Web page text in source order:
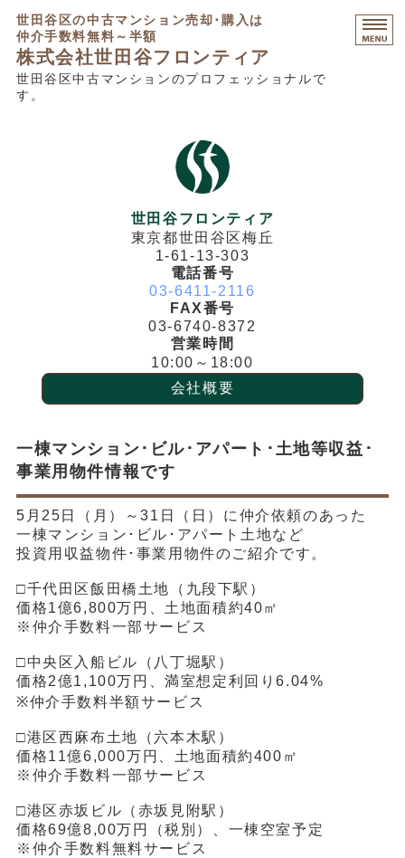
世田谷区の中古マンション売却･購入は
仲介手数料無料～半額
株式会社世田谷フロンティア
世田谷区中古マンションのプロフェッショナルで
す。
不動産コンサルティング
販売中物件・募集不動産
世田谷フロンティア
東京都世田谷区梅丘
1-61-13-303
電話番号
03-6411-2116
FAX番号
03-6740-8372
営業時間
10:00～18:00
会社概要
一棟マンション･ビル･アパート･土地等収益･
事業用物件情報です
5月25日（月）～31日（日）に仲介依頼のあった
一棟マンション･ビル･アパート土地など
投資用収益物件･事業用物件のご紹介です。
□千代田区飯田橋土地（九段下駅）
価格1億6,800万円、土地面積約40㎡
※仲介手数料一部サービス
□中央区入船ビル（八丁堀駅）
価格2億1,100万円、満室想定利回り6.04%
※仲介手数料半額サービス
□港区西麻布土地（六本木駅）
価格11億6,000万円、土地面積約400㎡
※仲介手数料一部サービス
□港区赤坂ビル（赤坂見附駅）
価格69億8,00万円（税別）、一棟空室予定
※仲介手数料無料サービス